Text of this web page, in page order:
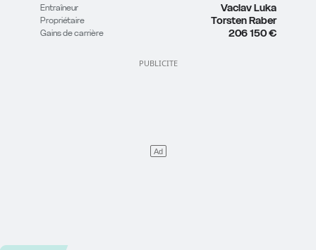
Entraîneur Vaclav Luka
Propriétaire Torsten Raber
Gains de carrière 206 150 €